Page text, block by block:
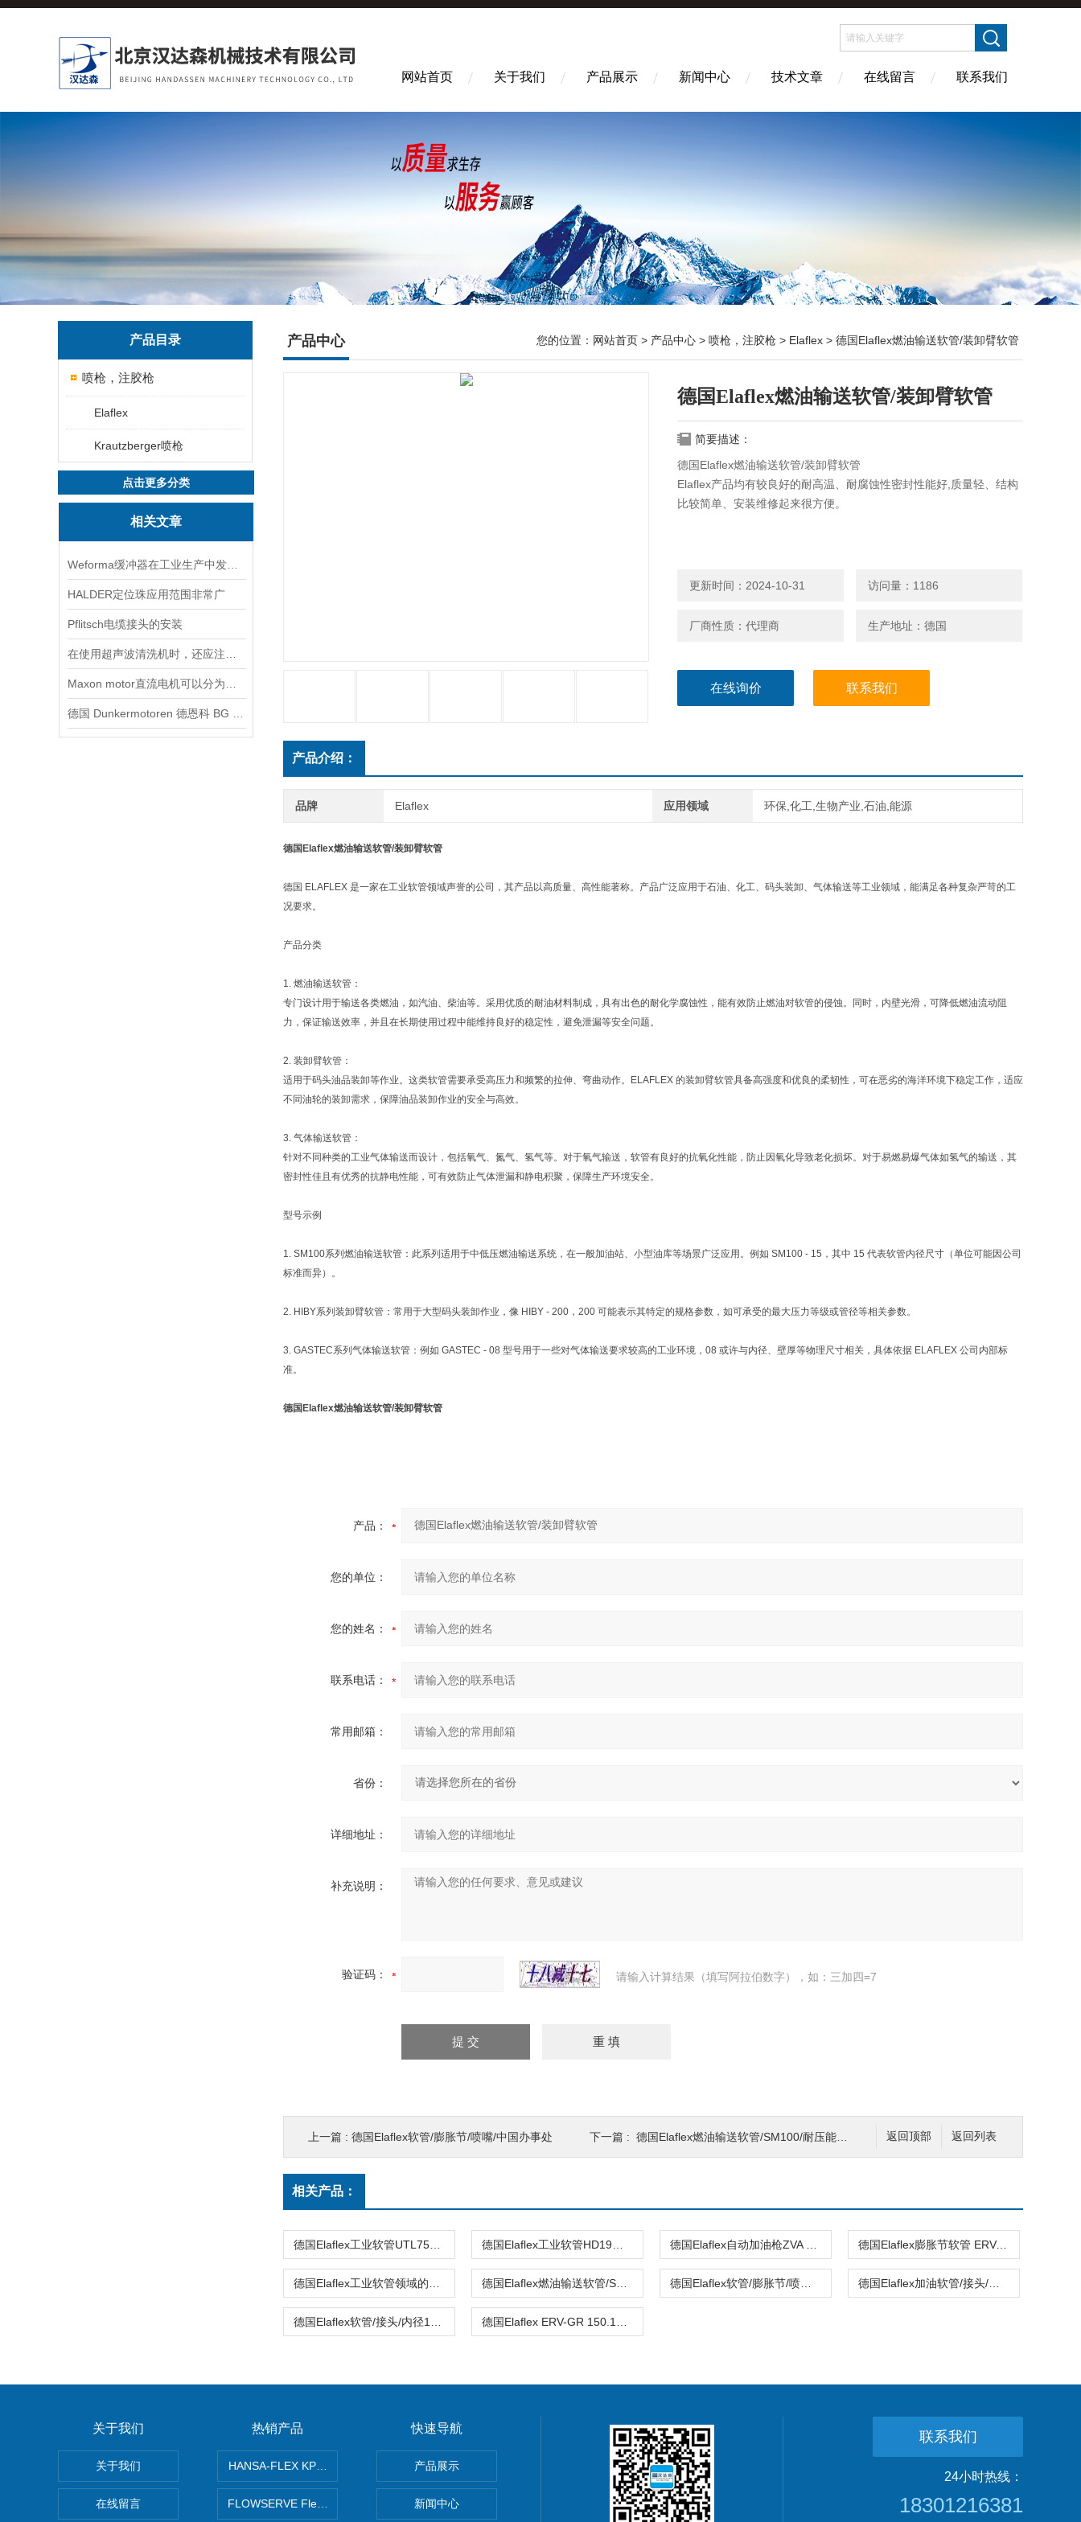
网站首页 关于我们 产品展示 新闻中心 技术文章 在线留言 联系我们
产品目录
喷枪，注胶枪
Elaflex
Krautzberger喷枪
点击更多分类
相关文章
HALDER定位珠应用范围非常广
Pflitsch电缆接头的安装
产品中心 您的位置： 网站首页 > 产品中心 > 喷枪，注胶枪 > Elaflex > 德国Elaflex燃油输送软管/装卸臂软管
德国Elaflex燃油输送软管/装卸臂软管
简要描述：
德国Elaflex燃油输送软管/装卸臂软管
Elaflex产品均有较良好的耐高温、耐腐蚀性密封性能好,质量轻、结构
比较简单、安装维修起来很方便。
更新时间：2024-10-31 访问量：1186
厂商性质：代理商 生产地址：德国
在线询价 联系我们
产品介绍：
品牌 Elaflex 应用领域 环保,化工,生物产业,石油,能源
德国Elaflex燃油输送软管/装卸臂软管
德国 ELAFLEX 是一家在工业软管领域声誉的公司，其产品以高质量、高性能著称。产品广泛应用于石油、化工、码头装卸、气体输送等工业领域，能满足各种复杂严苛的工
况要求。
产品分类
1. 燃油输送软管：
专门设计用于输送各类燃油，如汽油、柴油等。采用优质的耐油材料制成，具有出色的耐化学腐蚀性，能有效防止燃油对软管的侵蚀。同时，内壁光滑，可降低燃油流动阻
力，保证输送效率，并且在长期使用过程中能维持良好的稳定性，避免泄漏等安全问题。
2. 装卸臂软管：
适用于码头油品装卸等作业。这类软管需要承受高压力和频繁的拉伸、弯曲动作。ELAFLEX 的装卸臂软管具备高强度和优良的柔韧性，可在恶劣的海洋环境下稳定工作，适应
不同油轮的装卸需求，保障油品装卸作业的安全与高效。
3. 气体输送软管：
针对不同种类的工业气体输送而设计，包括氧气、氮气、氢气等。对于氧气输送，软管有良好的抗氧化性能，防止因氧化导致老化损坏。对于易燃易爆气体如氢气的输送，其
密封性佳且有优秀的抗静电性能，可有效防止气体泄漏和静电积聚，保障生产环境安全。
型号示例
1. SM100系列燃油输送软管：此系列适用于中低压燃油输送系统，在一般加油站、小型油库等场景广泛应用。例如 SM100 - 15，其中 15 代表软管内径尺寸（单位可能因公司
标准而异）。
2. HIBY系列装卸臂软管：常用于大型码头装卸作业，像 HIBY - 200，200 可能表示其特定的规格参数，如可承受的最大压力等级或管径等相关参数。
3. GASTEC系列气体输送软管：例如 GASTEC - 08 型号用于一些对气体输送要求较高的工业环境，08 或许与内径、壁厚等物理尺寸相关，具体依据 ELAFLEX 公司内部标
准。
德国Elaflex燃油输送软管/装卸臂软管
产品：
您的单位：
您的姓名：
联系电话：
常用邮箱：
省份：
详细地址：
补充说明：
验证码： 请输入计算结果（填写阿拉伯数字），如：三加四=7
返回列表
返回顶部
上一篇 : 德国Elaflex软管/膨胀节/喷嘴/中国办事处 下一篇 : 德国Elaflex燃油输送软管/SM100/耐压能力强
相关产品：
德国Elaflex膨胀节软管 ERV-GR65.16VSD
关于我们
关于我们
在线留言
热销产品
HANSA-FLEX KP100P紧凑型先导软管KP106P
FLOWSERVE Flex Wedge闸阀
快速导航
产品展示
新闻中心
联系我们
24小时热线：
18301216381